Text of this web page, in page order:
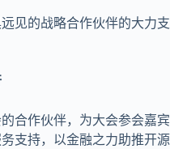
见的战略合作伙伴的大力支
合作伙伴，为大会参会嘉宾
支持，以金融之力助推开源